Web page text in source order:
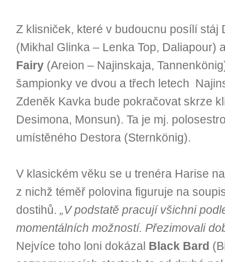
Z klisniček, které v budoucnu posílí stáj
(Mikhal Glinka – Lenka Top, Daliapour)
Fairy (Areion – Najinskaja,
šampionky ve dvou a třech letech
Zdeněk Kavka bude pokračovat skrze
Desimona, Monsun). Ta je mj.
umístěného Destora (Sternkönig).
V klasickém věku se u trenéra Harise
z nichž téměř polovina figuruje na
dostihů. „V podstatě pracují všichni
momentálních možností. Přezimovali
Nejvíce toho loni dokázal Black Bard